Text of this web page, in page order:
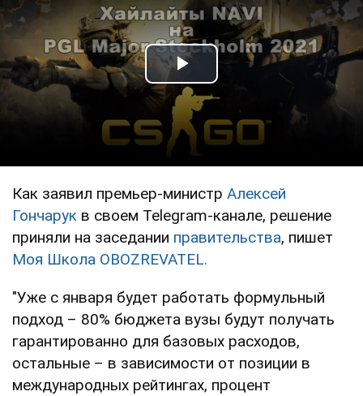
Play Video
Как заявил премьер-министр Алексей
Гончарук в своем Telegram-канале, решение
приняли на заседании правительства, пишет
Моя Школа OBOZREVATEL.
"Уже с января будет работать формульный
подход – 80% бюджета вузы будут получать
гарантированно для базовых расходов,
остальные – в зависимости от позиции в
международных рейтингах, процент